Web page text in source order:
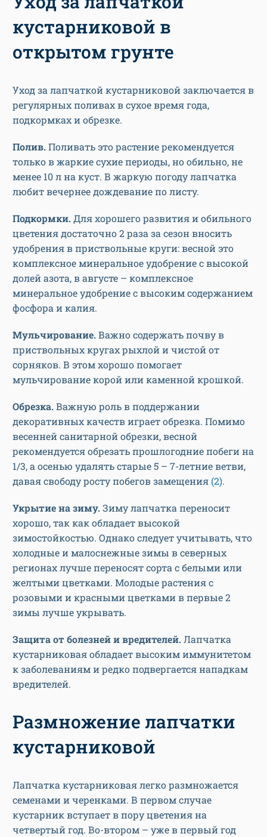
кустарниковой в
открытом грунте
Уход за лапчаткой кустарниковой заключается в
регулярных поливах в сухое время года,
подкормках и обрезке.
Полив.Поливать это растение рекомендуется
только в жаркие сухие периоды, но обильно, не
менее 10 л на куст. В жаркую погоду лапчатка
любит вечернее дождевание по листу.
Подкормки.Для хорошего развития и обильного
цветения достаточно 2 раза за сезон вносить
удобрения в приствольные круги: весной это
комплексное минеральное удобрение с высокой
долей азота, в августе – комплексное
минеральное удобрение с высоким содержанием
фосфора и калия.
Мульчирование.Важно содержать почву в
приствольных кругах рыхлой и чистой от
сорняков. В этом хорошо помогает
мульчирование корой или каменной крошкой.
Обрезка.Важную роль в поддержании
декоративных качеств играет обрезка. Помимо
весенней санитарной обрезки, весной
рекомендуется обрезать прошлогодние побеги на
1/3, а осенью удалять старые 5 – 7-летние ветви,
давая свободу росту побегов замещения (2).
Укрытие на зиму.Зиму лапчатка переносит
хорошо, так как обладает высокой
зимостойкостью. Однако следует учитывать, что
холодные и малоснежные зимы в северных
регионах лучше переносят сорта с белыми или
желтыми цветками. Молодые растения с
розовыми и красными цветками в первые 2
зимы лучше укрывать.
Защита от болезней и вредителей.Лапчатка
кустарниковая обладает высоким иммунитетом
к заболеваниям и редко подвергается нападкам
вредителей.
Размножение лапчатки
кустарниковой
Лапчатка кустарниковая легко размножается
семенами и черенками. В первом случае
кустарник вступает в пору цветения на
четвертый год. Во-втором – уже в первый год